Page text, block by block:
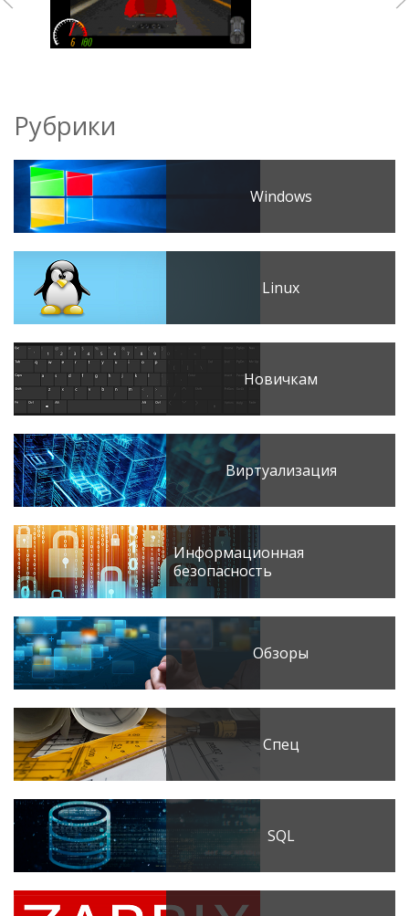
Рубрики
Windows
Linux
Новичкам
Виртуализация
Информационная
безопасность
Обзоры
Спец
SQL